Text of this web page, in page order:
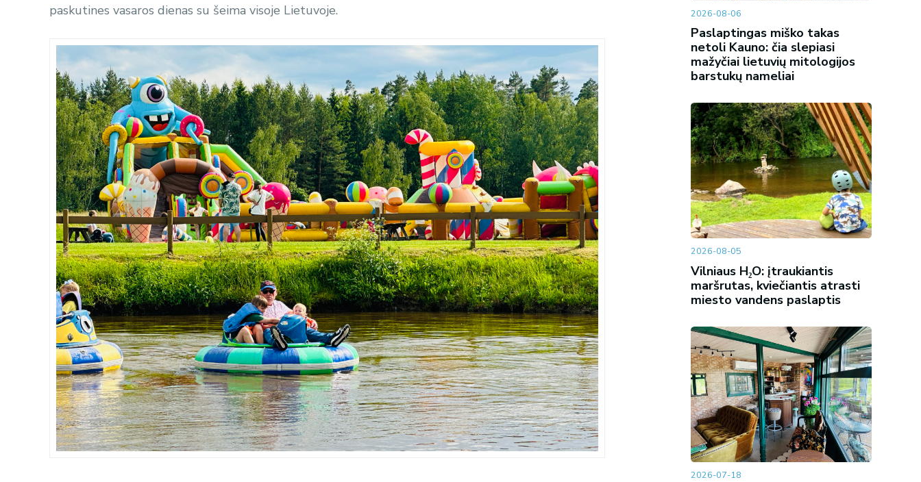
paskutines vasaros dienas su šeima visoje Lietuvoje.
2026-08-06
Paslaptingas miško takas
netoli Kauno: čia slepiasi
mažyčiai lietuvių mitologijos
barstukų nameliai
2026-08-05
Vilniaus H₂O: įtraukiantis
maršrutas, kviečiantis atrasti
miesto vandens paslaptis
2026-07-18